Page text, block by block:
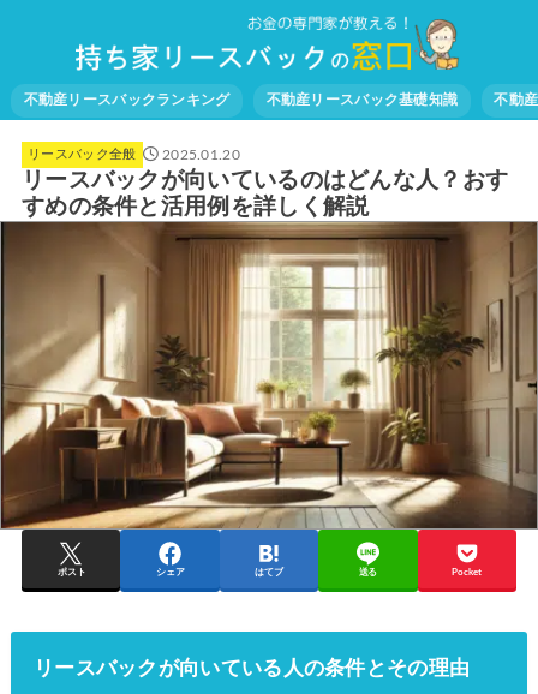
不動産リースバックランキング 不動産リースバック基礎知識 不動
リースバック全般 2025.01.20
リースバックが向いているのはどんな人？おす
すめの条件と活用例を詳しく解説
ポスト シェア はてブ 送る Pocket
リースバックが向いている人の条件とその理由